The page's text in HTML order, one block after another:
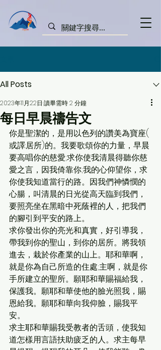
All Posts
每日早晨禱告文
2023年11月22日 讀畢需時 2 分鐘
你是聖潔的，是用以色列的讚美為寶座(
或譯:居所)的。我要歌頌你的力量，早晨
要高唱你的慈愛;求你使我清晨得聽你慈
愛之言，因我倚靠你;我的心仰望你，求
你使我知道當行的路。因我們神憐憫的
心腸，叫清晨的日光從高天臨到我們，
要照亮坐在黑暗中死蔭裡的人，把我們
的腳引到平安的路上。
求你發出你的亮光和真實，好引導我，
帶我到你的聖山，到你的居所。將我領
進去，栽於你產業的山上。耶和華啊，
就是你為自己所造的住處;主啊，就是你
手所建立的聖所。願耶和華賜福給我，
保護我。願耶和華使他的臉光照我，賜
恩給我。願耶和華向我仰臉，賜我平
安。
求主耶和華賜我受教者的舌頭，使我知
道怎樣用言語扶助疲乏的人。求主每早